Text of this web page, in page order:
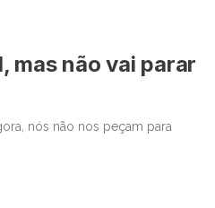
mas não vai parar
nós não nos peçam para